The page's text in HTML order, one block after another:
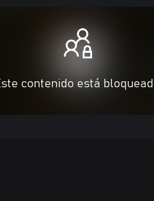
contenido está